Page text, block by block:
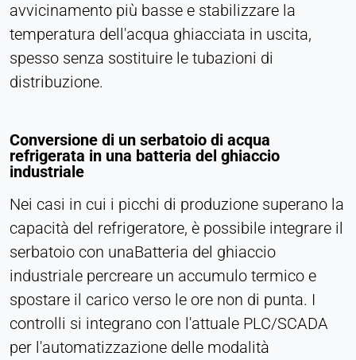
avvicinamento più basse e stabilizzare la
temperatura dell'acqua ghiacciata in uscita,
spesso senza sostituire le tubazioni di
distribuzione.
Conversione di un serbatoio di acqua
refrigerata in una batteria del ghiaccio
industriale
Nei casi in cui i picchi di produzione superano la
capacità del refrigeratore, è possibile integrare il
serbatoio con unaBatteria del ghiaccio
industriale percreare un accumulo termico e
spostare il carico verso le ore non di punta. I
controlli si integrano con l'attuale PLC/SCADA
per l'automatizzazione delle modalità